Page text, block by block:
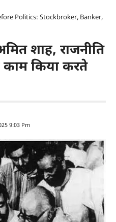
Politics: Stockbroker, Banker,
शाह, राजनीति
किया करते
9:03 Pm